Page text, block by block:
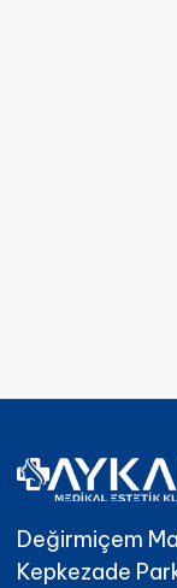
Değirmiçem
Kepkezade